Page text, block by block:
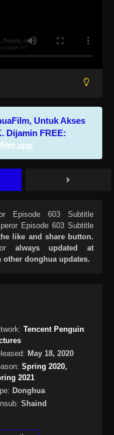
Untuk Akses
Dijamin FREE:
Episode 603 Subtitle
Episode 603 Subtitle
like and share button.
always updated at
other donghua updates.
Tencent Penguin
May 18, 2020
Spring 2020,
2021
Donghua
Shaind